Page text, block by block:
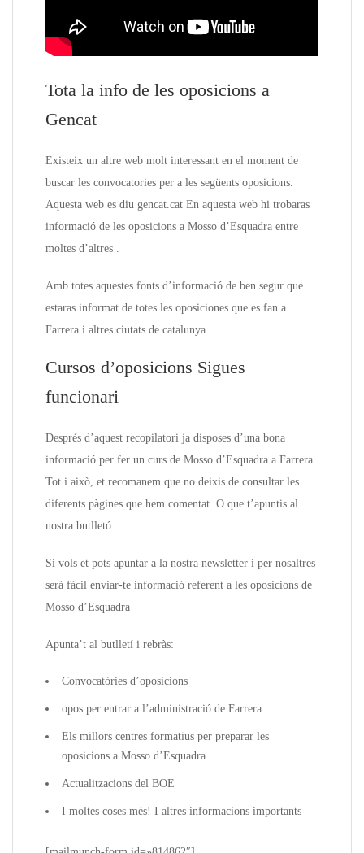
Tota la info de les oposicions a
Gencat
Existeix un altre web molt interessant en el moment de
buscar les convocatories per a les següents oposicions.
Aquesta web es diu gencat.cat En aquesta web hi trobaras
informació de les oposicions a Mosso d’Esquadra entre
moltes d’altres .
Amb totes aquestes fonts d’informació de ben segur que
estaras informat de totes les oposiciones que es fan a
Farrera i altres ciutats de catalunya .
Cursos d’oposicions Sigues
funcionari
Després d’aquest recopilatori ja disposes d’una bona
informació per fer un curs de Mosso d’Esquadra a Farrera.
Tot i això, et recomanem que no deixis de consultar les
diferents pàgines que hem comentat. O que t’apuntis al
nostra butlletó
Si vols et pots apuntar a la nostra newsletter i per nosaltres
serà fàcil enviar-te informació referent a les oposicions de
Mosso d’Esquadra
Apunta’t al butlletí i rebràs:
Convocatòries d’oposicions
opos per entrar a l’administració de Farrera
Els millors centres formatius per preparar les
oposicions a Mosso d’Esquadra
Actualitzacions del BOE
I moltes coses més! I altres informacions importants